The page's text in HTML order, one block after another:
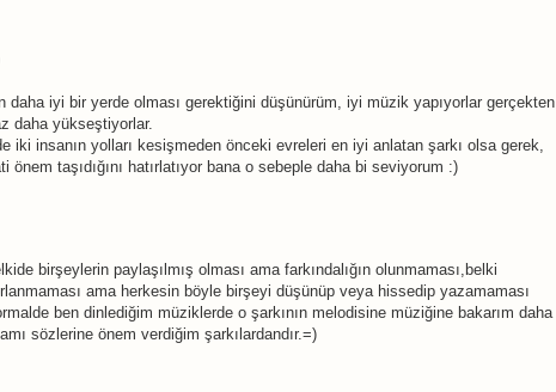
daha iyi bir yerde olması gerektiğini düşünürüm, iyi müzik yapıyorlar gerçekten
daha yükseştiyorlar.
iki insanın yolları kesişmeden önceki evreleri en iyi anlatan şarkı olsa gerek,
önem taşıdığını hatırlatıyor bana o sebeple daha bi seviyorum :)
birşeylerin paylaşılmış olması ama farkındalığın olunmaması,belki
ama herkesin böyle birşeyi düşünüp veya hissedip yazamaması
ben dinlediğim müziklerde o şarkının melodisine müziğine bakarım daha
sözlerine önem verdiğim şarkılardandır.=)